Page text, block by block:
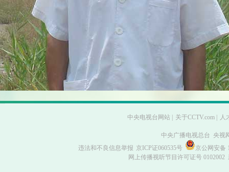
中央电视台网站 关于CCTV.com 人
中央广播电视总台 央视
违法和不良信息举报 京ICP证060535号
京公网安备
网上传播视听节目许可证号 0102002